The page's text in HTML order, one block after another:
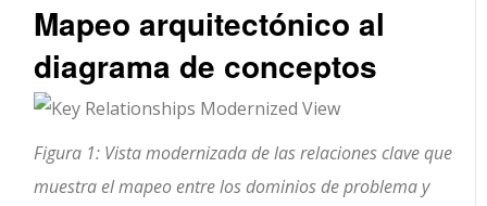
Mapeo arquitectónico al
diagrama de conceptos
Figura 1: Vista modernizada de las relaciones clave que
muestra el mapeo entre los dominios de problema y